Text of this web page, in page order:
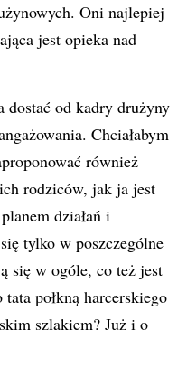
Oni najlepiej
jest opieka nad
dostać od kadry drużyny
Chciałabym
również
rodziców, jak ja jest
działań i
tylko w poszczególne
się w ogóle, co też jest
połkną harcerskiego
szlakiem? Już i o